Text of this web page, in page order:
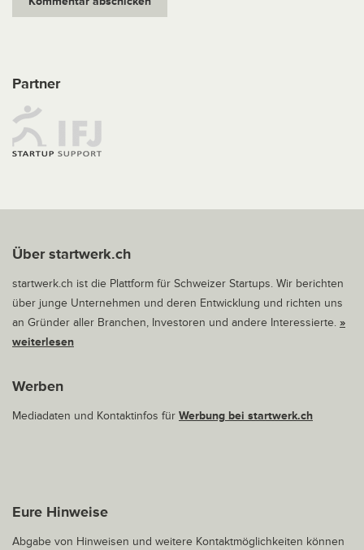
Partner
Über startwerk.ch
startwerk.ch ist die Plattform für Schweizer Startups. Wir berichten
über junge Unternehmen und deren Entwicklung und richten uns
an Gründer aller Branchen, Investoren und andere Interessierte. »
weiterlesen
Werben
Mediadaten und Kontaktinfos für Werbung bei startwerk.ch
Eure Hinweise
Abgabe von Hinweisen und weitere Kontaktmöglichkeiten können